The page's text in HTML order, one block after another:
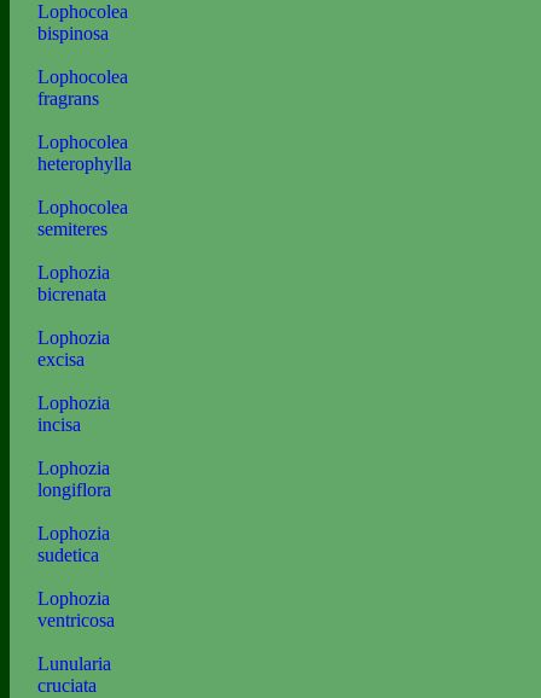
Lophocolea
bispinosa
Lophocolea
fragrans
Lophocolea
heterophylla
Lophocolea
semiteres
Lophozia
bicrenata
Lophozia
excisa
Lophozia
incisa
Lophozia
longiflora
Lophozia
sudetica
Lophozia
ventricosa
Lunularia
cruciata